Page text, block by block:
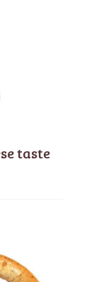
taste